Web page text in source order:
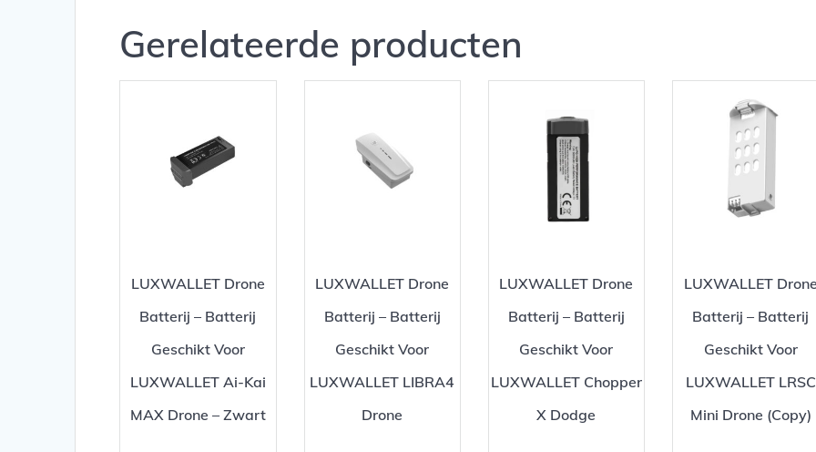
Gerelateerde producten
LUXWALLET Drone
Batterij – Batterij
Geschikt Voor
LUXWALLET Ai-Kai
MAX Drone – Zwart
LUXWALLET Drone
Batterij – Batterij
Geschikt Voor
LUXWALLET LIBRA4
Drone
LUXWALLET Drone
Batterij – Batterij
Geschikt Voor
LUXWALLET Chopper
X Dodge
LUXWALLET
Batterij – Batterij
Geschikt Voor
LUXWALLET LRSC
Mini Drone (Copy)